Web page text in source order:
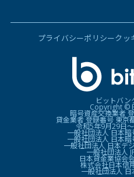
プライバシーポリシークッ
ビットバン
Copyright ©
暗号資産交換業者
貸金業者 登録番号 東京
令和5年9月29日
一般社団法人 日本
一般社団法人 日本
一般社団法人 日本デ
一般社団法人
日本貸金業協会
株式会社日本信
一般社団法人